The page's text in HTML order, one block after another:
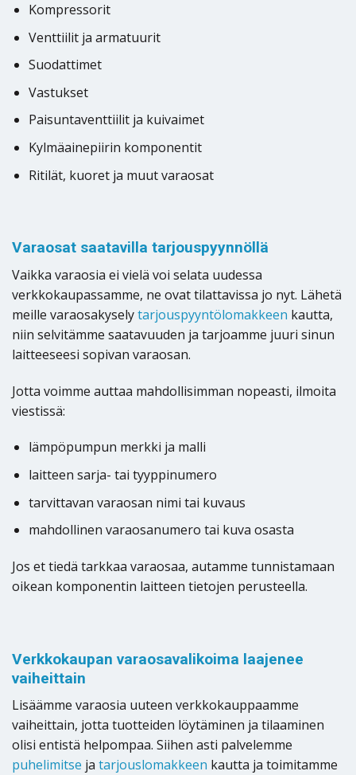
Kompressorit
Venttiilit ja armatuurit
Suodattimet
Vastukset
Paisuntaventtiilit ja kuivaimet
Kylmäainepiirin komponentit
Ritilät, kuoret ja muut varaosat
Varaosat saatavilla tarjouspyynnöllä
Vaikka varaosia ei vielä voi selata uudessa
verkkokaupassamme, ne ovat tilattavissa jo nyt. Lähetä
meille varaosakyselytarjouspyyntölomakkeen kautta,
niin selvitämme saatavuuden ja tarjoamme juuri sinun
laitteeseesi sopivan varaosan.
Jotta voimme auttaa mahdollisimman nopeasti, ilmoita
viestissä:
lämpöpumpun merkki ja malli
laitteen sarja- tai tyyppinumero
tarvittavan varaosan nimi tai kuvaus
mahdollinen varaosanumero tai kuva osasta
Jos et tiedä tarkkaa varaosaa, autamme tunnistamaan
oikean komponentin laitteen tietojen perusteella.
Verkkokaupan varaosavalikoima laajenee
vaiheittain
Lisäämme varaosia uuteen verkkokauppaamme
vaiheittain, jotta tuotteiden löytäminen ja tilaaminen
olisi entistä helpompaa. Siihen asti palvelemme
puhelimitse ja tarjouslomakkeen kautta ja toimitamme